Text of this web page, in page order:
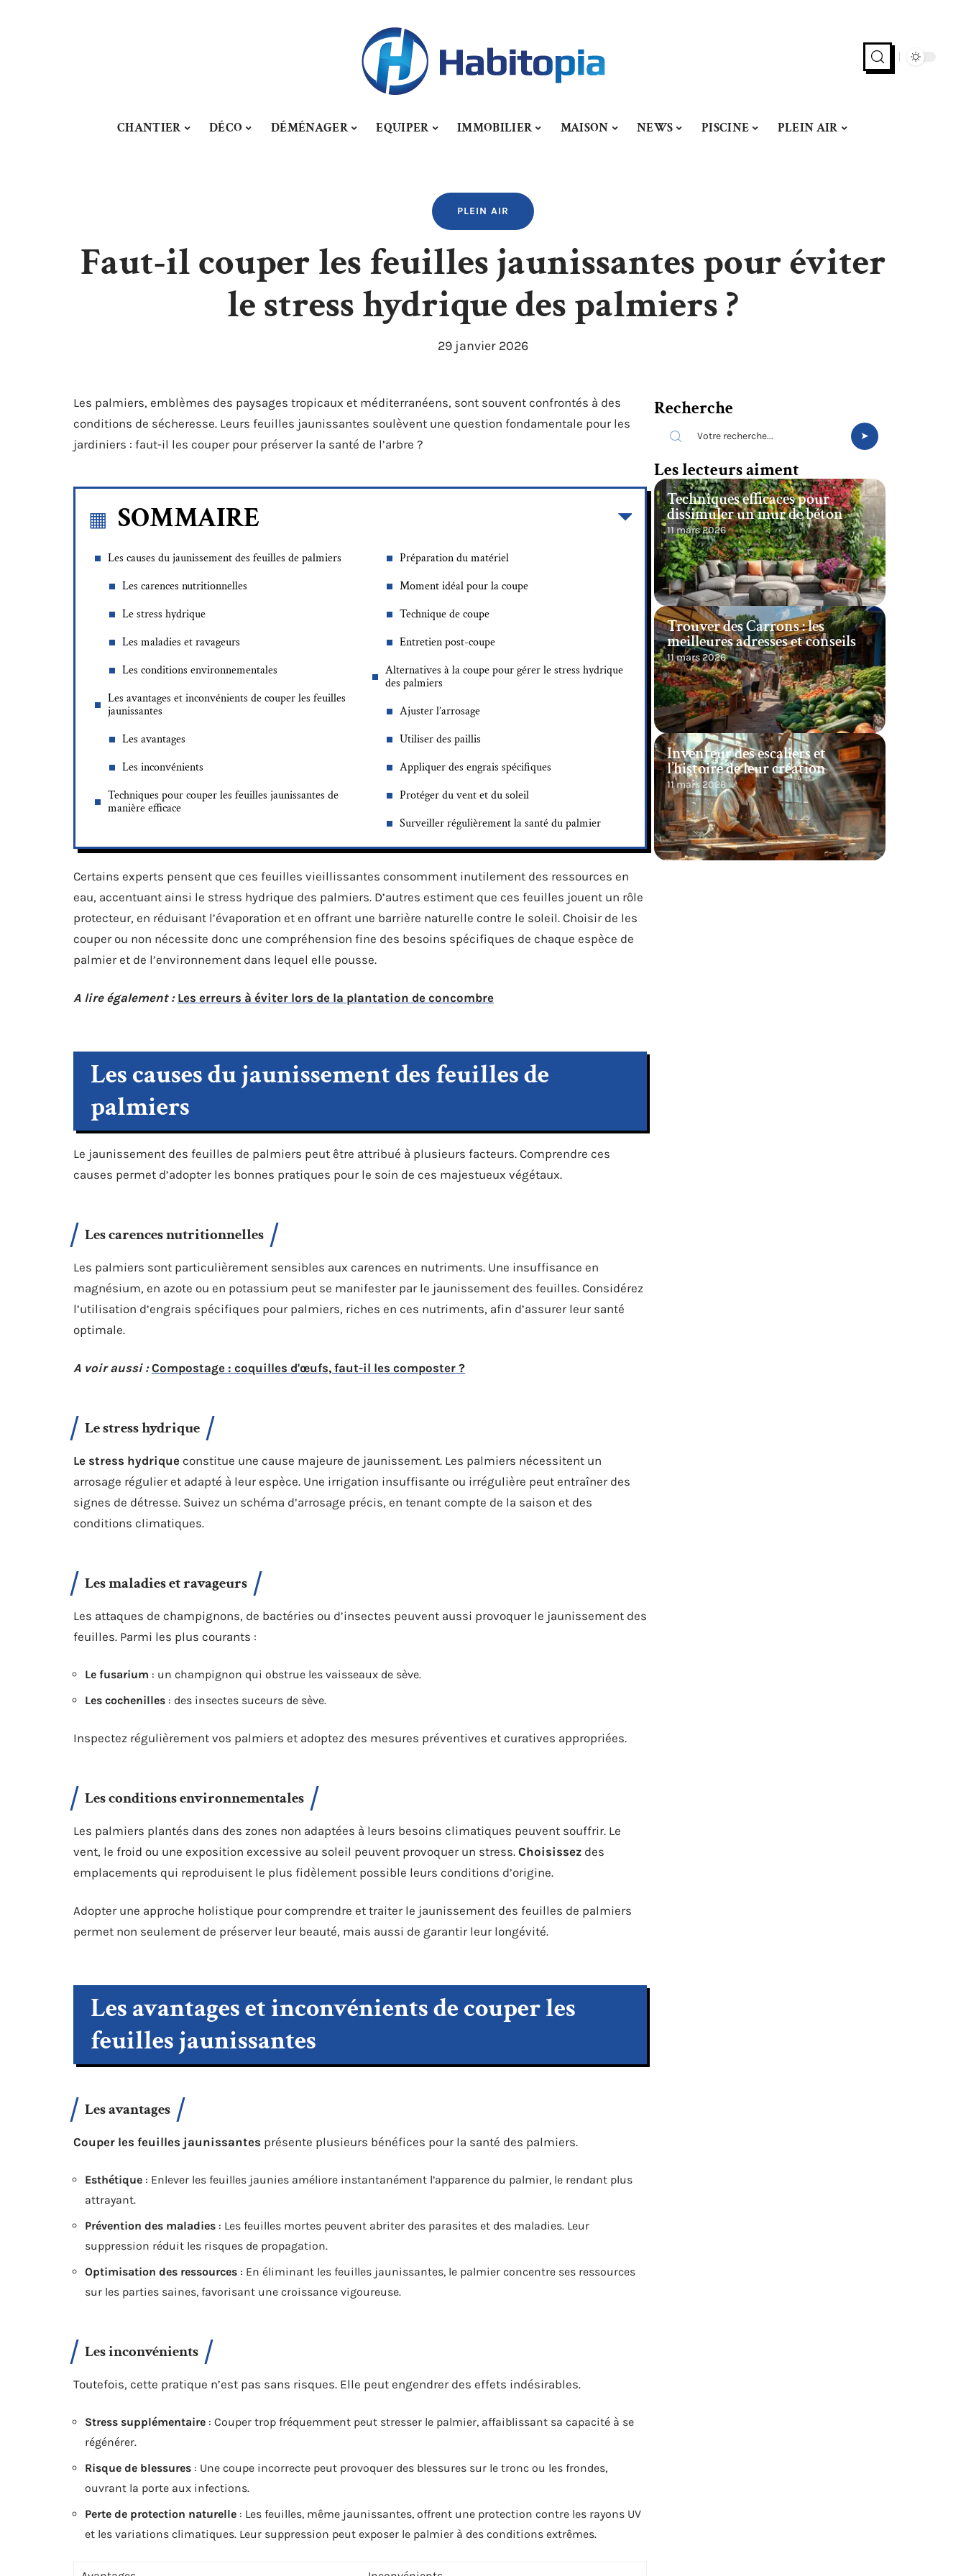
CHANTIER DÉCO DÉMÉNAGER EQUIPER IMMOBILIER MAISON NEWS PISCINE PLEIN AIR
PLEIN AIR
Faut-il couper les feuilles jaunissantes pour éviter
le stress hydrique des palmiers ?
29 janvier 2026
Les palmiers, emblèmes des paysages tropicaux et méditerranéens, sont souvent confrontés à des
conditions de sécheresse. Leurs feuilles jaunissantes soulèvent une question fondamentale pour les
jardiniers : faut-il les couper pour préserver la santé de l’arbre ?
SOMMAIRE
Les causes du jaunissement des feuilles de palmiers
Les carences nutritionnelles
Le stress hydrique
Les maladies et ravageurs
Les conditions environnementales
Les avantages et inconvénients de couper les feuilles
jaunissantes
Les avantages
Les inconvénients
Techniques pour couper les feuilles jaunissantes de
manière efficace
Préparation du matériel
Moment idéal pour la coupe
Technique de coupe
Entretien post-coupe
Alternatives à la coupe pour gérer le stress hydrique
des palmiers
Ajuster l’arrosage
Utiliser des paillis
Appliquer des engrais spécifiques
Protéger du vent et du soleil
Surveiller régulièrement la santé du palmier
Certains experts pensent que ces feuilles vieillissantes consomment inutilement des ressources en
eau, accentuant ainsi le stress hydrique des palmiers. D’autres estiment que ces feuilles jouent un rôle
protecteur, en réduisant l’évaporation et en offrant une barrière naturelle contre le soleil. Choisir de les
couper ou non nécessite donc une compréhension fine des besoins spécifiques de chaque espèce de
palmier et de l’environnement dans lequel elle pousse.
A lire également : Les erreurs à éviter lors de la plantation de concombre
Les causes du jaunissement des feuilles de
palmiers
Le jaunissement des feuilles de palmiers peut être attribué à plusieurs facteurs. Comprendre ces
causes permet d’adopter les bonnes pratiques pour le soin de ces majestueux végétaux.
Les carences nutritionnelles
Les palmiers sont particulièrement sensibles aux carences en nutriments. Une insuffisance en
magnésium, en azote ou en potassium peut se manifester par le jaunissement des feuilles. Considérez
l’utilisation d’engrais spécifiques pour palmiers, riches en ces nutriments, afin d’assurer leur santé
optimale.
A voir aussi : Compostage : coquilles d'œufs, faut-il les composter ?
Le stress hydrique
Le stress hydrique constitue une cause majeure de jaunissement. Les palmiers nécessitent un
arrosage régulier et adapté à leur espèce. Une irrigation insuffisante ou irrégulière peut entraîner des
signes de détresse. Suivez un schéma d’arrosage précis, en tenant compte de la saison et des
conditions climatiques.
Les maladies et ravageurs
Les attaques de champignons, de bactéries ou d’insectes peuvent aussi provoquer le jaunissement des
feuilles. Parmi les plus courants :
Le fusarium : un champignon qui obstrue les vaisseaux de sève.
Les cochenilles : des insectes suceurs de sève.
Inspectez régulièrement vos palmiers et adoptez des mesures préventives et curatives appropriées.
Les conditions environnementales
Les palmiers plantés dans des zones non adaptées à leurs besoins climatiques peuvent souffrir. Le
vent, le froid ou une exposition excessive au soleil peuvent provoquer un stress. Choisissez des
emplacements qui reproduisent le plus fidèlement possible leurs conditions d’origine.
Adopter une approche holistique pour comprendre et traiter le jaunissement des feuilles de palmiers
permet non seulement de préserver leur beauté, mais aussi de garantir leur longévité.
Les avantages et inconvénients de couper les
feuilles jaunissantes
Les avantages
Couper les feuilles jaunissantes présente plusieurs bénéfices pour la santé des palmiers.
Esthétique : Enlever les feuilles jaunies améliore instantanément l’apparence du palmier, le rendant plus
attrayant.
Prévention des maladies : Les feuilles mortes peuvent abriter des parasites et des maladies. Leur
suppression réduit les risques de propagation.
Optimisation des ressources : En éliminant les feuilles jaunissantes, le palmier concentre ses ressources
sur les parties saines, favorisant une croissance vigoureuse.
Les inconvénients
Toutefois, cette pratique n’est pas sans risques. Elle peut engendrer des effets indésirables.
Stress supplémentaire : Couper trop fréquemment peut stresser le palmier, affaiblissant sa capacité à se
régénérer.
Risque de blessures : Une coupe incorrecte peut provoquer des blessures sur le tronc ou les frondes,
ouvrant la porte aux infections.
Perte de protection naturelle : Les feuilles, même jaunissantes, offrent une protection contre les rayons UV
et les variations climatiques. Leur suppression peut exposer le palmier à des conditions extrêmes.
Recherche
Les lecteurs aiment
Techniques efficaces pour
dissimuler un mur de béton
11 mars 2026
Trouver des Carrons : les
meilleures adresses et conseils
11 mars 2026
Inventeur des escaliers et
l’histoire de leur création
11 mars 2026